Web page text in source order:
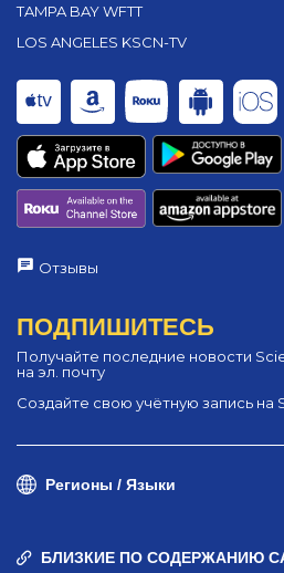
TAMPA BAY WFTT
LOS ANGELES KSCN-TV
Отзывы
ПОДПИШИТЕСЬ
Получайте последние новости
на эл. почту
Создайте свою учётную запись
Регионы / Языки
БЛИЗКИЕ ПО СОДЕРЖАНИЮ